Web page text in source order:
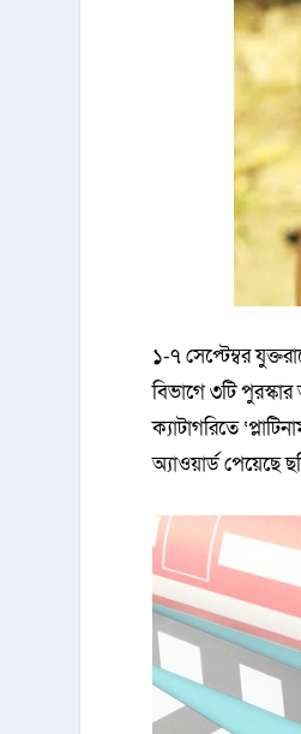
১-৭ সেপ্টেম্বর
বিভাগে ৩টি
ক্যাটাগরিতে
অ্যাওয়ার্ড পেয়েছে